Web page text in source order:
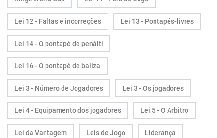
Lei 12 - Faltas e incorreções Lei 13 - Pontapés-livres
Lei 14 - O pontapé de penálti
Lei 16 - O pontapé de baliza
Lei 3 - Número de Jogadores Lei 3 - Os jogadores
Lei 4 - Equipamento dos jogadores Lei 5 - O Árbitro
Lei da Vantagem Leis de Jogo Liderança